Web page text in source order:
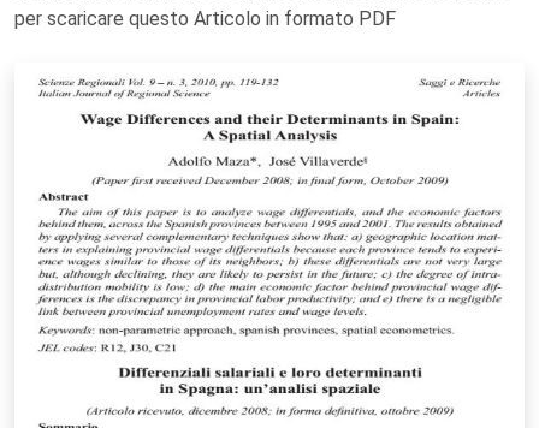
per scaricare questo Articolo in formato PDF